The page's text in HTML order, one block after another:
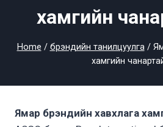
хамгийн
Home / брэндийн танилцуулга /
хамгийн
Ямар брэндийн хавхлага